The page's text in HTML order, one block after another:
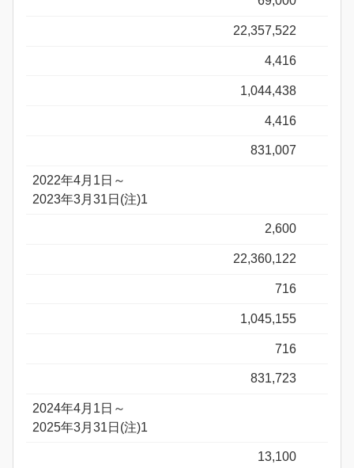
22,357,522
4,416
1,044,438
4,416
831,007
2022年4月1日～
2023年3月31日(注)1
2,600
22,360,122
716
1,045,155
716
831,723
2024年4月1日～
2025年3月31日(注)1
13,100